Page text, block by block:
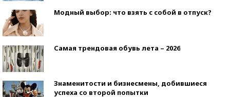
Модный выбор: что взять с собой в отпуск?
Самая трендовая обувь лета – 2026
Знаменитости и бизнесмены, добившиеся
успеха со второй попытки